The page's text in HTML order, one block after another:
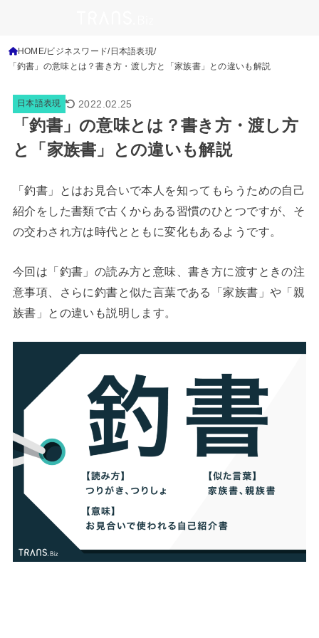
HOME ビジネスワード 日本語表現
「釣書」の意味とは？書き方・渡し方と「家族書」との違いも解説
日本語表現 2022.02.25
「釣書」の意味とは？書き方・渡し方
と「家族書」との違いも解説
「釣書」とはお見合いで本人を知ってもらうための自己
紹介をした書類で古くからある習慣のひとつですが、そ
の交わされ方は時代とともに変化もあるようです。
今回は「釣書」の読み方と意味、書き方に渡すときの注
意事項、さらに釣書と似た言葉である「家族書」や「親
族書」との違いも説明します。